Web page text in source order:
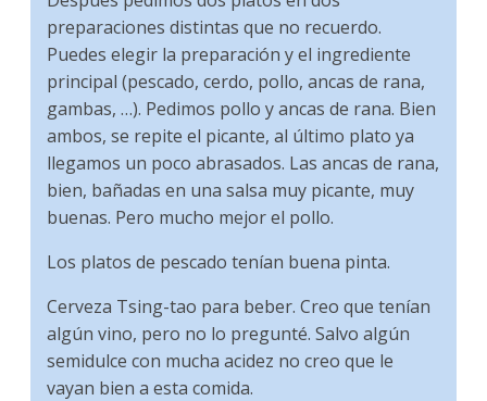
preparaciones distintas que no recuerdo.
Puedes elegir la preparación y el ingrediente
principal (pescado, cerdo, pollo, ancas de rana,
gambas, …). Pedimos pollo y ancas de rana. Bien
ambos, se repite el picante, al último plato ya
llegamos un poco abrasados. Las ancas de rana,
bien, bañadas en una salsa muy picante, muy
buenas. Pero mucho mejor el pollo.
Los platos de pescado tenían buena pinta.
Cerveza Tsing-tao para beber. Creo que tenían
algún vino, pero no lo pregunté. Salvo algún
semidulce con mucha acidez no creo que le
vayan bien a esta comida.